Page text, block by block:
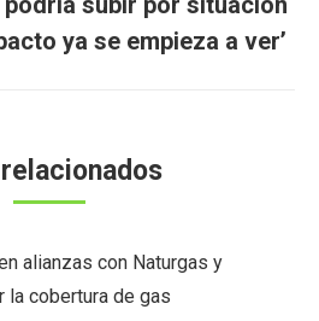
siguiente:
ya se empieza a ver’
alianzas con Naturgas y
la cobertura de gas